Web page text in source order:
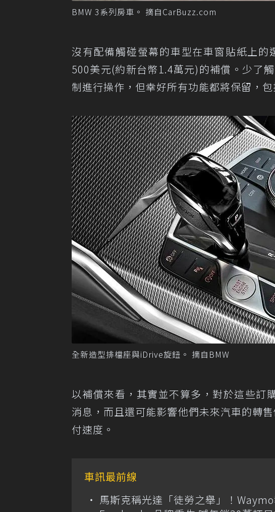
BMW 3系列房車。 摘自CarBuzz.com
沒有配備觸碰螢幕的車型在車窗貼紙上
500美元(約新台幣1.4萬元)的補償。少了
制進行操作，但幸好所有功能都將保留，
全新造型排檔座與iDrive旋鈕。 摘自BMW
以補償來看，其實並不算多，對於這些訂
消息，而且還可能影響他們未來汽車的轉
付速度。
車訊最前線
馬斯克稱光達「徒勞之舉」！